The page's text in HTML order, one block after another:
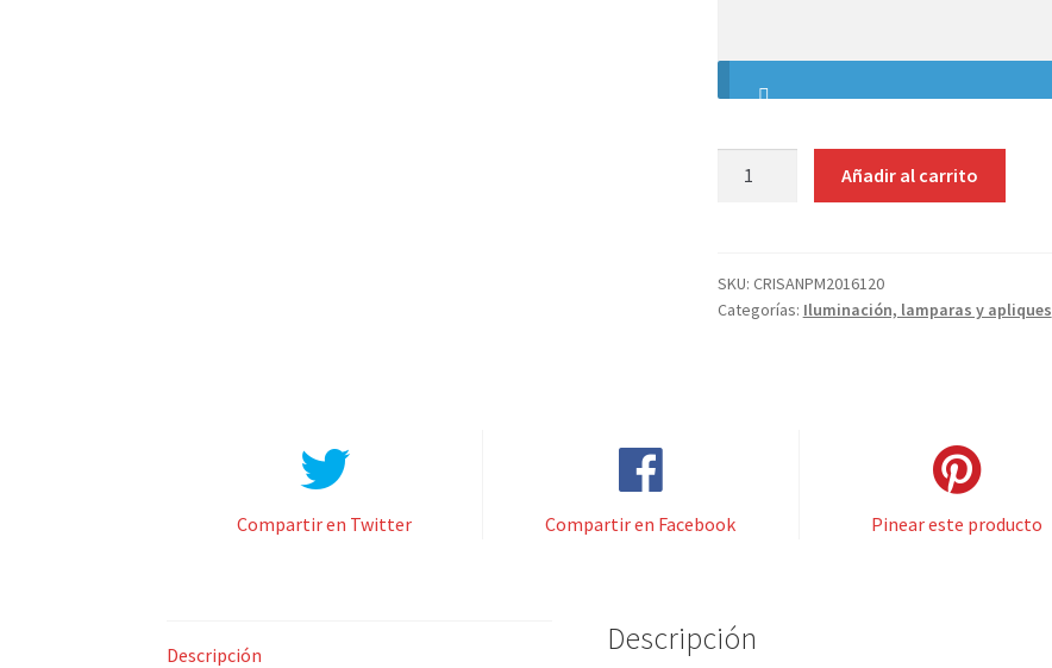
cantidad
Añadir al carrito
SKU: CRISANPM2016120
Categorías: Iluminación, lamparas y apliques
Compartir en Twitter Compartir en Facebook Pinear este producto
Descripción Descripción